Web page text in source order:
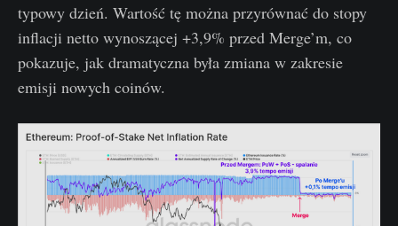
typowy dzień. Wartość tę można przyrównać do stopy
inflacji netto wynoszącej +3,9% przed Merge’m, co
pokazuje, jak dramatyczna była zmiana w zakresie
emisji nowych coinów.